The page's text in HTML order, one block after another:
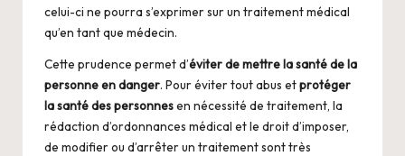
celui-ci ne pourra s’exprimer sur un traitement médical
qu’en tant que médecin.
Cette prudence permet d’éviter de mettre la santé de la
personne en danger. Pour éviter tout abus etprotéger
la santé des personnesen nécessité de traitement, la
rédaction d’ordonnances médical et le droit d’imposer,
de modifier ou d’arrêter un traitement sont très